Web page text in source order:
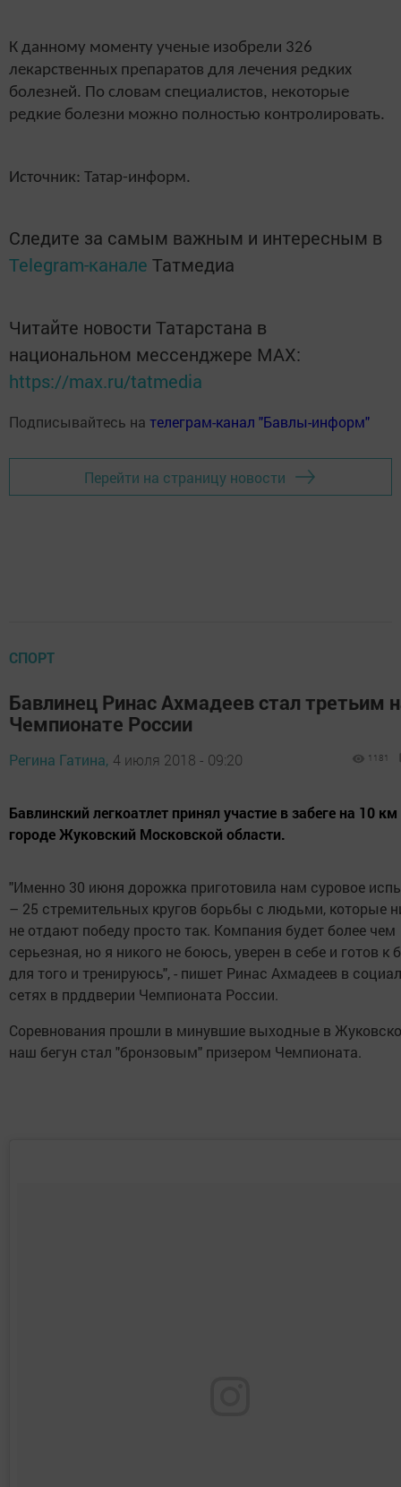
К данному моменту ученые изобрели 326
лекарственных препаратов для лечения редких
болезней. По словам специалистов, некоторые
редкие болезни можно полностью контролировать.
Источник: Татар-информ.
Следите за самым важным и интересным в
Telegram-канале Татмедиа
Читайте новости Татарстана в
национальном мессенджере MАХ:
https://max.ru/tatmedia
Подписывайтесь на телеграм-канал "Бавлы-информ"
Перейти на страницу новости
СПОРТ
Бавлинец Ринас Ахмадеев стал третьим
Чемпионате России
Регина Гатина, 4 июля 2018 - 09:20 1181
Бавлинский легкоатлет принял участие в забеге на 10 км
городе Жуковский Московской области.
"Именно 30 июня дорожка приготовила нам суровое
– 25 стремительных кругов борьбы с людьми, которые
не отдают победу просто так. Компания будет более чем
серьезная, но я никого не боюсь, уверен в себе и готов к
для того и тренируюсь", - пишет Ринас Ахмадеев в
сетях в прддверии Чемпионата России.
Соревнования прошли в минувшие выходные в
наш бегун стал "бронзовым" призером Чемпионата.